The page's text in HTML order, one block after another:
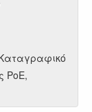
Καταγραφικό
PoE,